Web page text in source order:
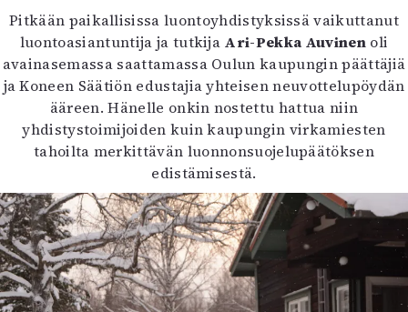
Pitkään paikallisissa luontoyhdistyksissä vaikuttanut
luontoasiantuntija ja tutkija Ari-Pekka Auvinenoli
avainasemassa saattamassa Oulun kaupungin päättäjiä
ja Koneen Säätiön edustajia yhteisen neuvottelupöydän
ääreen. Hänelle onkin nostettu hattua niin
yhdistystoimijoiden kuin kaupungin virkamiesten
tahoilta merkittävän luonnonsuojelupäätöksen
edistämisestä.